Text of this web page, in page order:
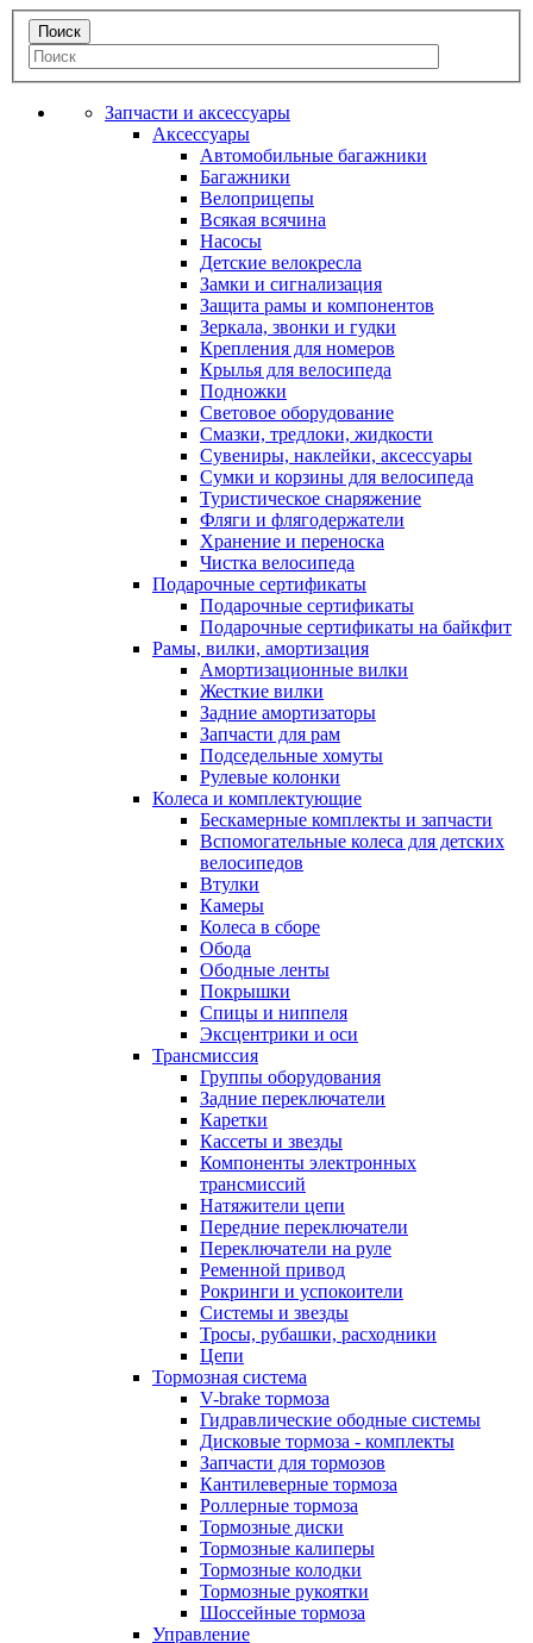
Запчасти и аксессуары
Аксессуары
Автомобильные багажники
Багажники
Велоприцепы
Всякая всячина
Насосы
Детские велокресла
Замки и сигнализация
Защита рамы и компонентов
Зеркала, звонки и гудки
Крепления для номеров
Крылья для велосипеда
Подножки
Световое оборудование
Смазки, тредлоки, жидкости
Сувениры, наклейки, аксессуары
Сумки и корзины для велосипеда
Туристическое снаряжение
Фляги и флягодержатели
Хранение и переноска
Чистка велосипеда
Подарочные сертификаты
Подарочные сертификаты
Подарочные сертификаты на байкфит
Рамы, вилки, амортизация
Амортизационные вилки
Жесткие вилки
Задние амортизаторы
Запчасти для рам
Подседельные хомуты
Рулевые колонки
Колеса и комплектующие
Бескамерные комплекты и запчасти
Вспомогательные колеса для детских
велосипедов
Втулки
Камеры
Колеса в сборе
Обода
Ободные ленты
Покрышки
Спицы и ниппеля
Эксцентрики и оси
Трансмиссия
Группы оборудования
Задние переключатели
Каретки
Кассеты и звезды
Компоненты электронных
трансмиссий
Натяжители цепи
Передние переключатели
Переключатели на руле
Ременной привод
Рокринги и успокоители
Системы и звезды
Тросы, рубашки, расходники
Цепи
Тормозная система
V-brake тормоза
Гидравлические ободные системы
Дисковые тормоза - комплекты
Запчасти для тормозов
Кантилеверные тормоза
Роллерные тормоза
Тормозные диски
Тормозные калиперы
Тормозные колодки
Тормозные рукоятки
Шоссейные тормоза
Управление